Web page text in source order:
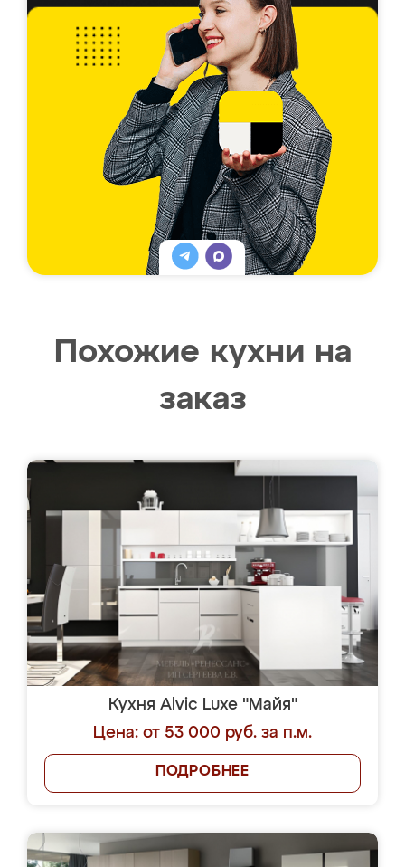
Похожие кухни на
заказ
Кухня Alvic Luxe "Майя"
Цена: от 53 000 руб. за п.м.
ПОДРОБНЕЕ